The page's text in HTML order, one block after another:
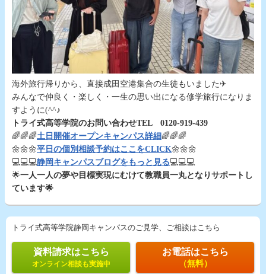
海外旅行帰りから、直接成田空港集合の生徒もいました✈
みんなで仲良く・楽しく・一生の思い出になる修学旅行になりま
すように(^^♪
トライ式高等学院のお問い合わせTEL 0120-919-439
🌈🌈🌈土日開催オープンキャンパス詳細🌈🌈🌈
🌼🌼🌼平日の個別相談予約はここをCLICK🌼🌼🌼
💻💻💻静岡キャンパスブログをもっと見る💻💻💻
🌟一人一人の夢や目標実現にむけて教職員一丸となりサポートし
ています🌟
トライ式高等学院静岡キャンパスのご見学、ご相談はこちら
資料請求はこちら
オンライン相談も実施中
お電話はこちら
（無料）